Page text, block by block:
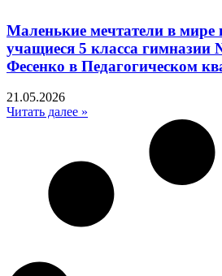
Маленькие мечтатели в мире
учащиеся 5 класса
Фесенко в Педагогическом
21.05.2026
Читать далее »